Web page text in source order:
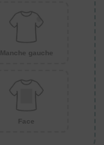
Manche gauche
Face